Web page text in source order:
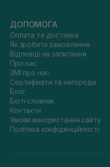
ДОПОМОГА
Оплата та доставка
Як зробити замовлення
Відповіді на запитання
Про нас
ЗМІ про нас
Сертифікати та нагороди
Блог
Бюті словник
Контакти
Умови використання сайту
Політика конфіденційності